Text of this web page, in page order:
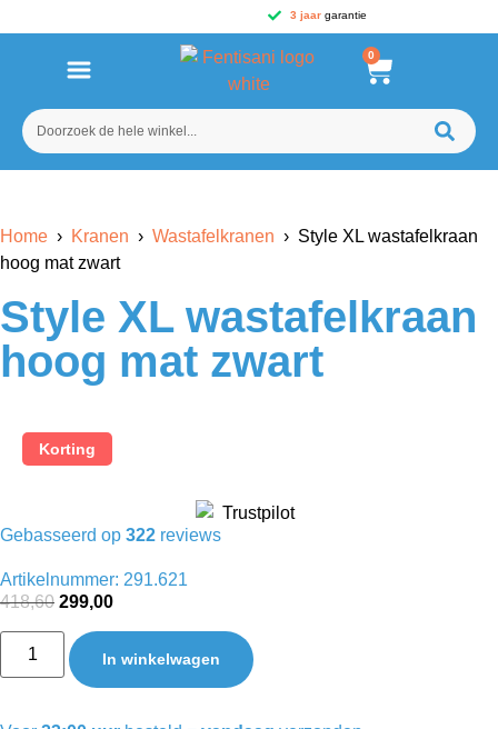
3 jaargarantie
0
Home › Kranen › Wastafelkranen › Style XL wastafelkraan
hoog mat zwart
Style XL wastafelkraan
hoog mat zwart
Korting
Gebasseerd op 322 reviews
Artikelnummer: 291.621
418,60 299,00
In winkelwagen